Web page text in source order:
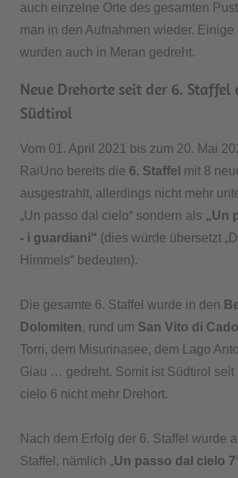
auch einzelne Orte des gesamten
man in den Aufnahmen wieder. Einige
wurden auch in Meran gedreht.
Neue Drehorte seit der 6.
Südtirol
Vom 01. April 2021 bis zum 20. Mai
RaiUno bereits die 6. Staffel mit 8
ausgestrahlt, allerdings nicht mehr
„Un passo dal cielo“ sondern als „Un
- i guardiani“ (dies würde übersetzt
Himmels“ bedeuten).
Die gesamte 6. Staffel wurde in den
Dolomiten, rund um San Vito di
Torri, dem Misurinasee, dem Lago
Giau … gedreht. Somit ist Südtirol seit
cielo 6 nicht mehr Drehort.
Nach dem Erfolg der 6. Staffel wurde
Staffel, nämlich „Un passo dal cielo 7